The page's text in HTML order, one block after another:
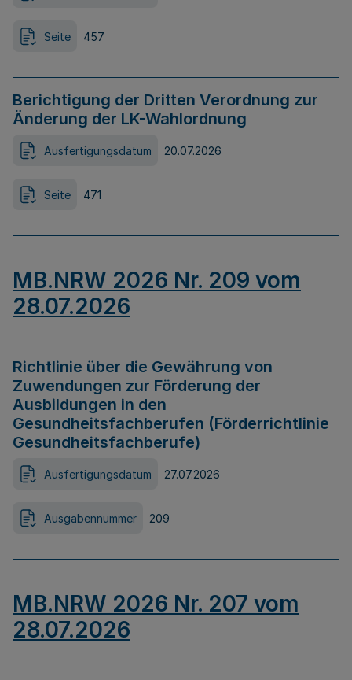
Seite 457
Berichtigung der Dritten Verordnung zur
Änderung der LK-Wahlordnung
Ausfertigungsdatum 20.07.2026
Seite 471
MB.NRW 2026 Nr. 209 vom
28.07.2026
Richtlinie über die Gewährung von
Zuwendungen zur Förderung der
Ausbildungen in den
Gesundheitsfachberufen (Förderrichtlinie
Gesundheitsfachberufe)
Ausfertigungsdatum 27.07.2026
Ausgabennummer 209
MB.NRW 2026 Nr. 207 vom
28.07.2026